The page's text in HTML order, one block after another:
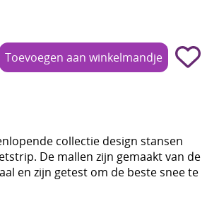
of chenille
collectie design stansen
De mallen zijn gemaakt van de
en zijn getest om de beste snee te